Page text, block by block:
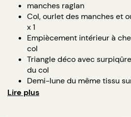
manches raglan
Col, ourlet des manches et
x 1
Empiècement intérieur à
col
Triangle déco avec
du col
Demi-lune du même tissu
Surpiqûre flatlock à toutes
Lire plus